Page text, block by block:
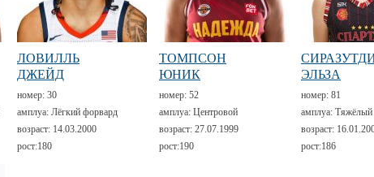
ЛОВИЛЛЬ
ДЖЕЙД
номер: 30
амплуа: Лёгкий форвард
возраст: 14.03.2000
рост:180
ТОМПСОН
ЮНИК
номер: 52
амплуа: Центровой
возраст: 27.07.1999
рост:190
ЭЛЬЗА
номер: 81
амплуа: Тяжёлый
возраст:
рост:186